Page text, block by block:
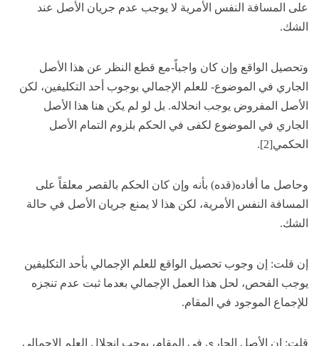
على المسافة النفس الأمرية لا يوجب عدم جريان الأصل عند
الشك.
وتحصيل الواقع وإن كان واجباً-مع قطع النظر عن هذا الأصل
الجاري في الموضوع- للعلم الإجمالي بوجوب أحد التكليفين، لكن
الأصل المفروض يوجب انحلاله. بل لو لم يكن هنا هذا الأصل
الجاري في الموضوع لكفى في الحكم بلزوم التمام الأصل
الحكمي[2].
وحاصل ما أفاده(قده) بأنه وإن كان الحكم بالقصر معلقاً على
المسافة النفس الأمرية، لكن هذا لا يمنع جريان الأصل في حالة
الشك.
إن قلت: إن وجوب تحصيل الواقع للعلم الإجمالي بأحد التكليفين
يوجب الفحص، لحل هذا العمل الإجمالي بعدما ثبت عدم تنجزه
للإجماع الموجود في المقام.
قلت: إن الأصل الجاري في المقام، يوجب انحلال العلم الإجمالي